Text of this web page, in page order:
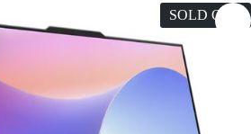
SOLD OUT